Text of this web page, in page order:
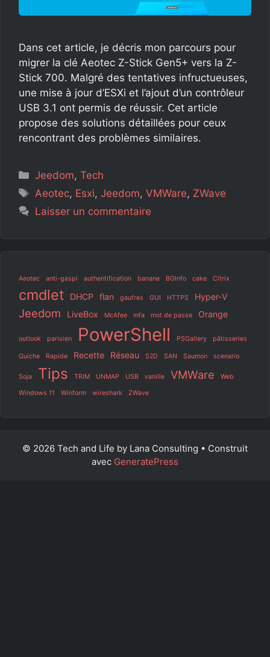
Dans cet article, je décris mon parcours pour
migrer la clé Aeotec Z-Stick Gen5+ vers la Z-
Stick 700. Malgré des tentatives infructueuses,
une mise à jour d’ESXi et l’ajout d’un contrôleur
USB 3.1 ont permis de réussir. Cet article
propose des solutions détaillées pour ceux
rencontrant des problèmes similaires.
Catégories
Jeedom,Tech
Étiquettes
Aeotec, Esxi,Jeedom,VMWare, ZWave
Laisser un commentaire
Aeotec anti-gaspi authentification banane BGInfo cake Citrix
cmdlet DHCP flan gaufres GUI HTTPS Hyper-V
Jeedom LiveBox McAfee mfa mot de passe Orange
outlook parisien PowerShell PSGallery pâtisseries
Quiche Rapide Recette Réseau S2D SAN Saumon scenario
Soja Tips TRIM UNMAP USB vanille VMWare Web
Windows 11 Winform wireshark ZWave
© 2026 Tech and Life by Lana Consulting • Construit
avec GeneratePress